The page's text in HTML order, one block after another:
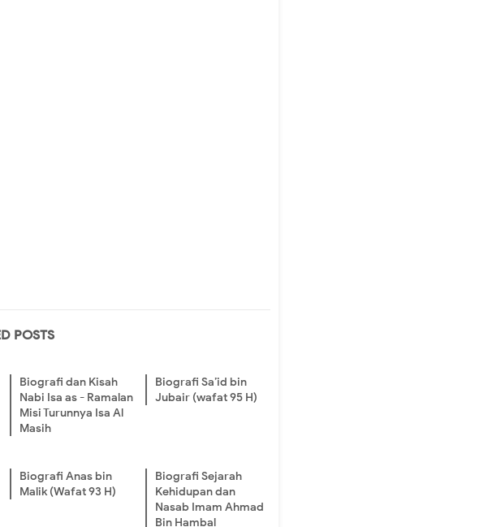
POSTS
Biografi dan Kisah
Nabi Isa as - Ramalan
Misi Turunnya Isa Al
Masih
Biografi Sa’id bin
Jubair (wafat 95 H)
Biografi Anas bin
Malik (Wafat 93 H)
Biografi Sejarah
Kehidupan dan
Nasab Imam Ahmad
Bin Hambal